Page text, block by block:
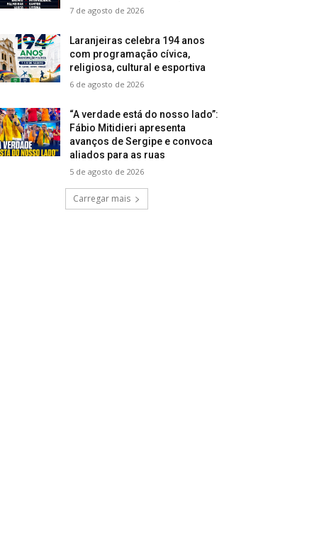
7 de agosto de 2026
Laranjeiras celebra 194 anos
com programação cívica,
religiosa, cultural e esportiva
6 de agosto de 2026
“A verdade está do nosso lado”:
Fábio Mitidieri apresenta
avanços de Sergipe e convoca
aliados para as ruas
5 de agosto de 2026
Carregar mais